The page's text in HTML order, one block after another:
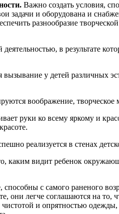
Важно создать условия,
задачи и оборудована и
разнообразие
в результате
вызывание у детей различных
воображение,
руки ко всему яркому и
реализуется в стенах
каким видит ребенок
с самого раненого
они легче соглашаются на
и опрятностью